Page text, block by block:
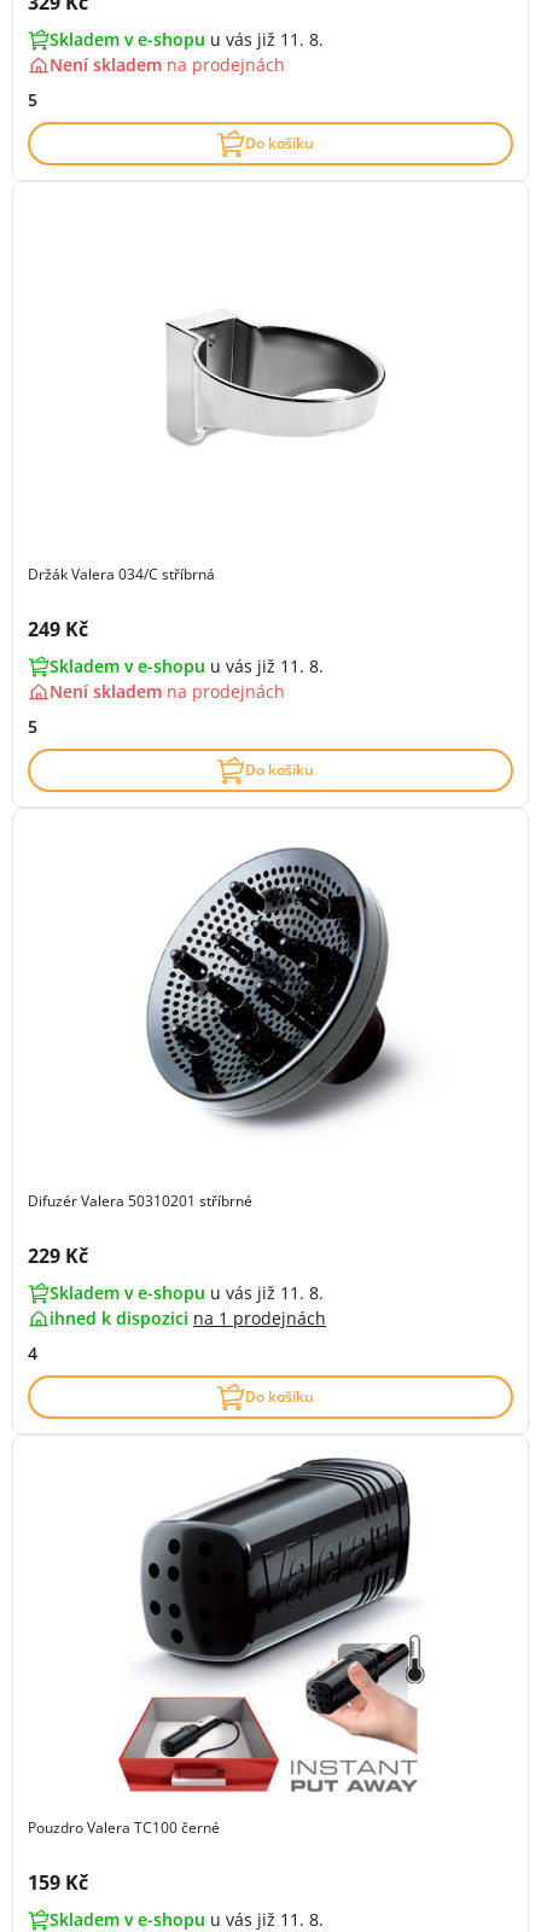
Skladem v e-shopu u vás již 11. 8.
Není skladem na prodejnách
5
Do košíku
Držák Valera 034/C stříbrná
Cena s DPH:
249 Kč
Skladem v e-shopu u vás již 11. 8.
Není skladem na prodejnách
5
Do košíku
Difuzér Valera 50310201 stříbrné
Cena s DPH:
229 Kč
Skladem v e-shopu u vás již 11. 8.
ihned k dispozici na 1 prodejnách
4
Do košíku
Pouzdro Valera TC100 černé
Cena s DPH:
159 Kč
Skladem v e-shopu u vás již 11. 8.